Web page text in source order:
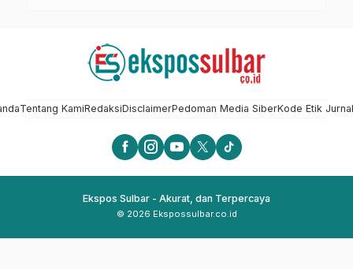
Tentang KamiRedaksiDisclaimerPedoman Media SiberKode Etik
Ekspos Sulbar - Akurat, dan Terpercaya
© 2026 Ekspossulbar.co.id